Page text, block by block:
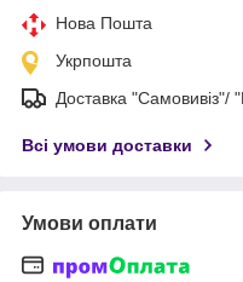
Нова Пошта
Укрпошта
Доставка "Самовивіз"/
Всі умови доставки
Умови оплати